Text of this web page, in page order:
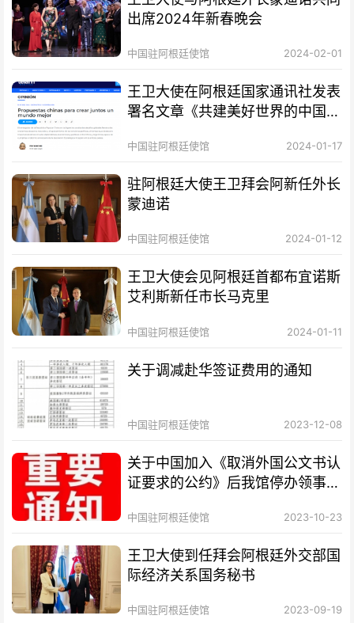
出席2024年新春晚会
中国驻阿根廷使馆 2024-02-01
王卫大使在阿根廷国家通讯社发表
署名文章《共建美好世界的中国方
中国驻阿根廷使馆 2024-01-17
驻阿根廷大使王卫拜会阿新任外长
蒙迪诺
中国驻阿根廷使馆 2024-01-12
王卫大使会见阿根廷首都布宜诺斯
艾利斯新任市长马克里
中国驻阿根廷使馆 2024-01-11
关于调减赴华签证费用的通知
中国驻阿根廷使馆 2023-12-08
关于中国加入《取消外国公文书认
证要求的公约》后我馆停办领事认
中国驻阿根廷使馆 2023-10-23
王卫大使到任拜会阿根廷外交部国
际经济关系国务秘书
中国驻阿根廷使馆 2023-09-19